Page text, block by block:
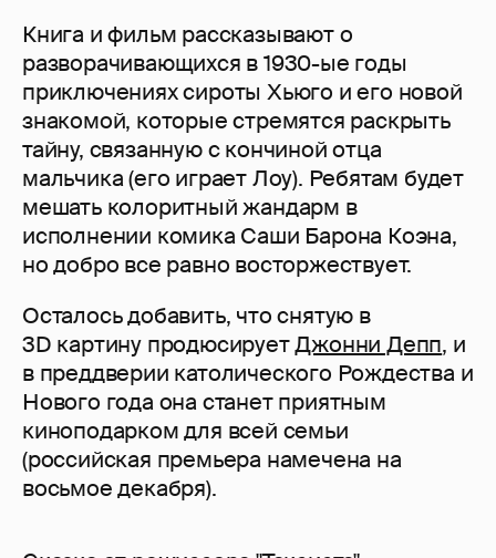
Книга и фильм рассказывают о
разворачивающихся в 1930-ые годы
приключениях сироты Хьюго и его новой
знакомой, которые стремятся раскрыть
тайну, связанную с кончиной отца
мальчика (его играет Лоу). Ребятам будет
мешать колоритный жандарм в
исполнении комика Саши Барона Коэна,
но добро все равно восторжествует.
Осталось добавить, что снятую в
3D картину продюсируетДжонни Депп, и
в преддверии католического Рождества и
Нового года она станет приятным
киноподарком для всей семьи
(российская премьера намечена на
восьмое декабря).